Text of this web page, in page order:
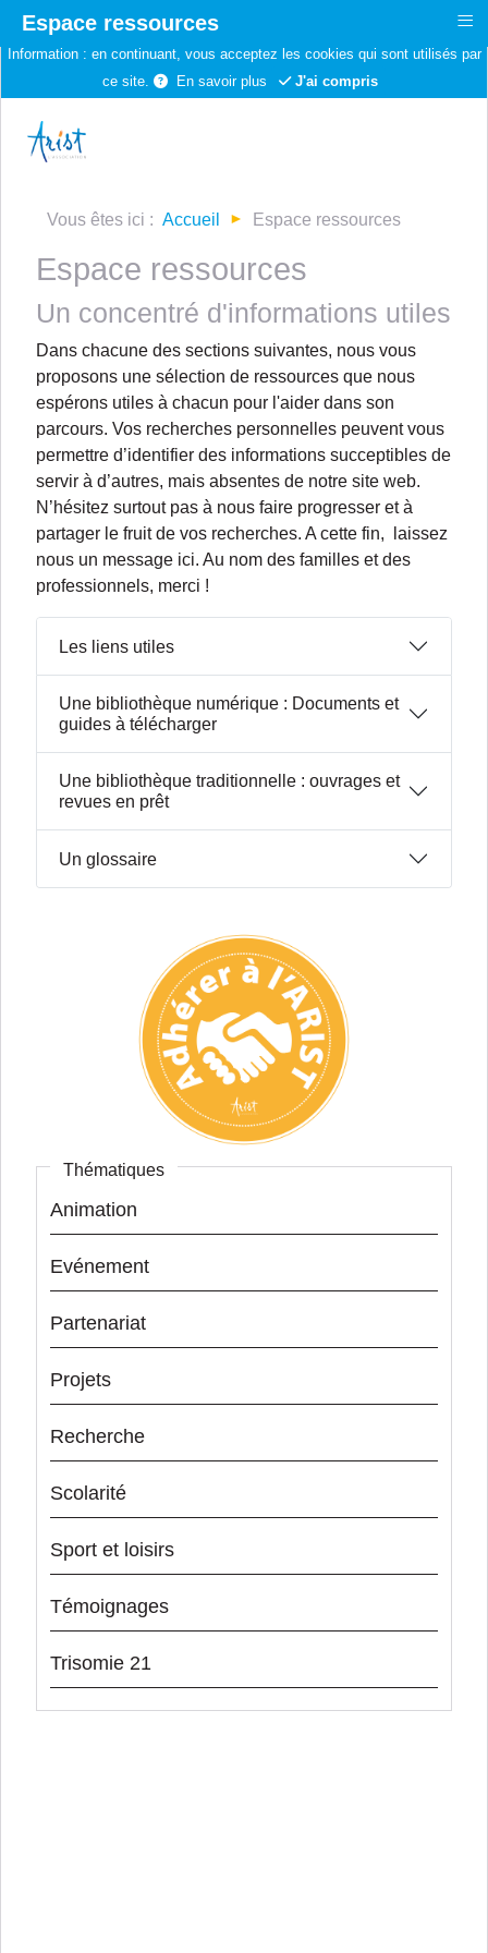
Information : en continuant, vous acceptez les cookies qui sont utilisés par
ce site.
En savoir plus J'ai compris
Vous êtes ici : Accueil Espace ressources
Espace ressources
Un concentré d'informations utiles
Dans chacune des sections suivantes, nous vous
proposons une sélection de ressources que nous
espérons utiles à chacun pour l'aider dans son
parcours. Vos recherches personnelles peuvent vous
permettre d’identifier des informations succeptibles de
servir à d’autres, mais absentes de notre site web.
N’hésitez surtout pas à nous faire progresser et à
partager le fruit de vos recherches. A cette fin, laissez
nous un message ici. Au nom des familles et des
professionnels, merci !
Les liens utiles
Une bibliothèque numérique : Documents et
guides à télécharger
Une bibliothèque traditionnelle : ouvrages et
revues en prêt
Un glossaire
Thématiques
Animation
Evénement
Partenariat
Projets
Recherche
Scolarité
Sport et loisirs
Témoignages
Trisomie 21
Espace ressources ≡